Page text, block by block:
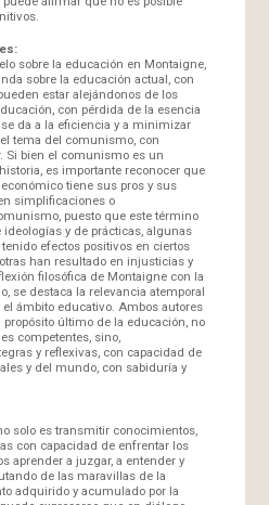
sobre la educación en Montaigne,
sobre la educación actual, con
estar alejándonos de los
con pérdida de la esencia
da a la eficiencia y a minimizar
tema del comunismo, con
Si bien el comunismo es un
es importante reconocer que
tiene sus pros y sus
simplificaciones o
puesto que este término
y de prácticas, algunas
efectos positivos en ciertos
han resultado en injusticias y
filosófica de Montaigne con la
se destaca la relevancia atemporal
ámbito educativo. Ambos autores
último de la educación, no
competentes, sino,
y reflexivas, con capacidad de
y del mundo, con sabiduría y
solo es transmitir conocimientos,
con capacidad de enfrentar los
aprender a juzgar, a entender y
de las maravillas de la
adquirido y acumulado por la